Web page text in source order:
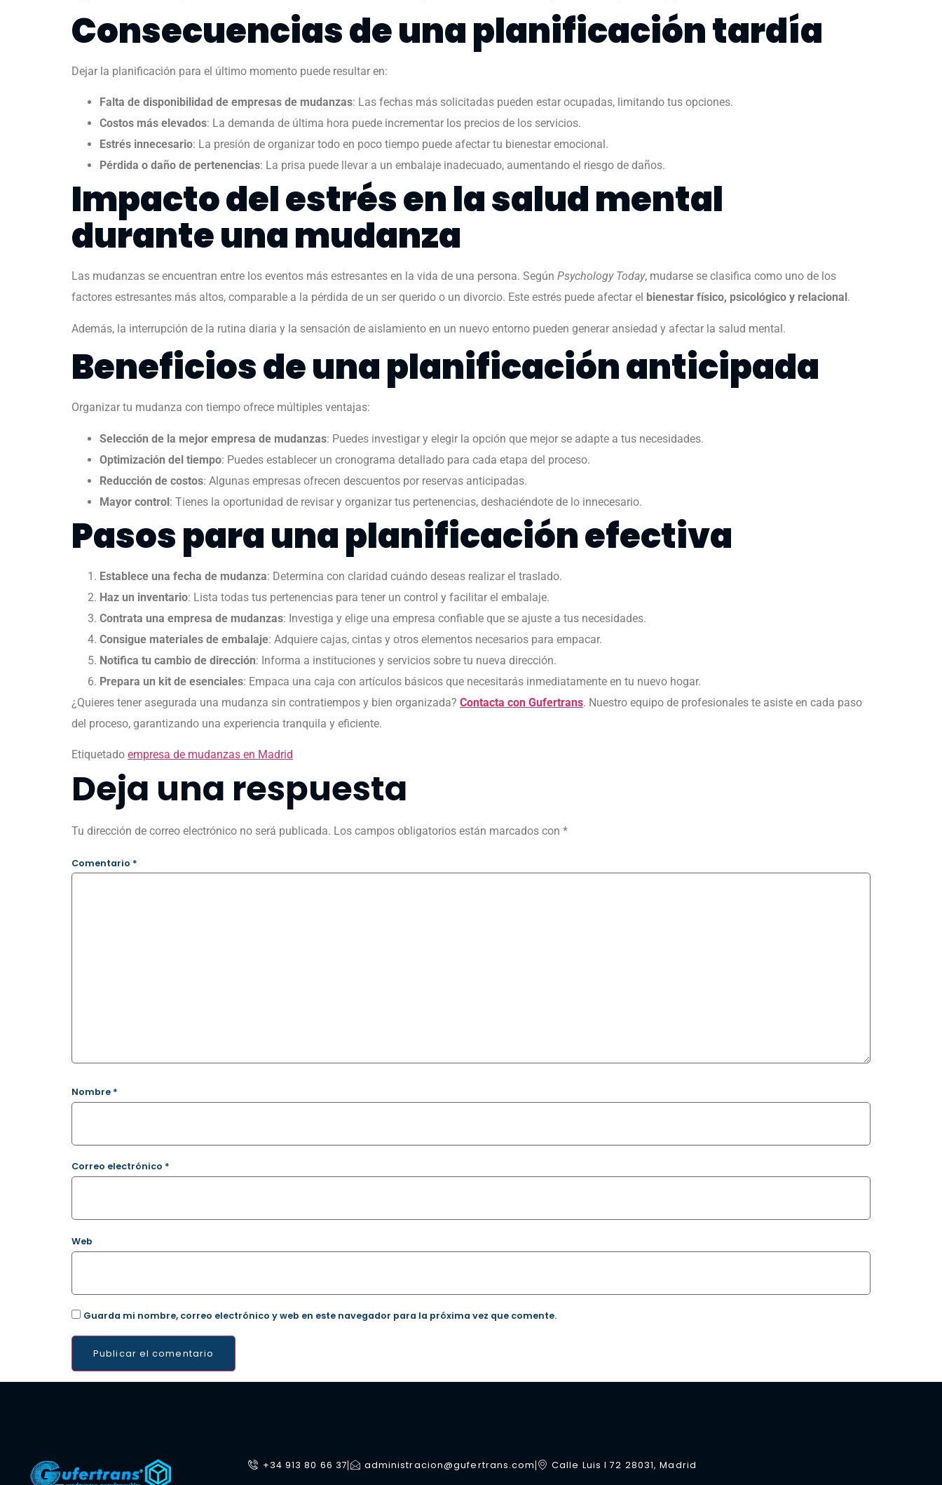
Consecuencias de una planificación tardía
Dejar la planificación para el último momento puede resultar en:
Falta de disponibilidad de empresas de mudanzas: Las fechas más solicitadas pueden estar ocupadas, limitando tus opciones.
Costos más elevados: La demanda de última hora puede incrementar los precios de los servicios.
Estrés innecesario: La presión de organizar todo en poco tiempo puede afectar tu bienestar emocional.
Pérdida o daño de pertenencias: La prisa puede llevar a un embalaje inadecuado, aumentando el riesgo de daños.
Impacto del estrés en la salud mental
durante una mudanza
Las mudanzas se encuentran entre los eventos más estresantes en la vida de una persona. Según Psychology Today, mudarse se clasifica como uno de los
factores estresantes más altos, comparable a la pérdida de un ser querido o un divorcio. Este estrés puede afectar el bienestar físico, psicológico y relacional .
Además, la interrupción de la rutina diaria y la sensación de aislamiento en un nuevo entorno pueden generar ansiedad y afectar la salud mental.
Beneficios de una planificación anticipada
Organizar tu mudanza con tiempo ofrece múltiples ventajas:
Selección de la mejor empresa de mudanzas: Puedes investigar y elegir la opción que mejor se adapte a tus necesidades.
Optimización del tiempo: Puedes establecer un cronograma detallado para cada etapa del proceso.
Reducción de costos: Algunas empresas ofrecen descuentos por reservas anticipadas.
Mayor control: Tienes la oportunidad de revisar y organizar tus pertenencias, deshaciéndote de lo innecesario.
Pasos para una planificación efectiva
Establece una fecha de mudanza: Determina con claridad cuándo deseas realizar el traslado.
Haz un inventario: Lista todas tus pertenencias para tener un control y facilitar el embalaje.
Contrata una empresa de mudanzas: Investiga y elige una empresa confiable que se ajuste a tus necesidades.
Consigue materiales de embalaje: Adquiere cajas, cintas y otros elementos necesarios para empacar.
Notifica tu cambio de dirección: Informa a instituciones y servicios sobre tu nueva dirección.
Prepara un kit de esenciales: Empaca una caja con artículos básicos que necesitarás inmediatamente en tu nuevo hogar.
¿Quieres tener asegurada una mudanza sin contratiempos y bien organizada? Contacta con Gufertrans. Nuestro equipo de profesionales te asiste en cada paso
del proceso, garantizando una experiencia tranquila y eficiente.
Etiquetado empresa de mudanzas en Madrid
Deja una respuesta
Tu dirección de correo electrónico no será publicada. Los campos obligatorios están marcados con *
Comentario *
Nombre *
Correo electrónico *
Web
Guarda mi nombre, correo electrónico y web en este navegador para la próxima vez que comente.
+34 913 80 66 37 administracion@gufertrans.com Calle Luis I 72 28031, Madrid